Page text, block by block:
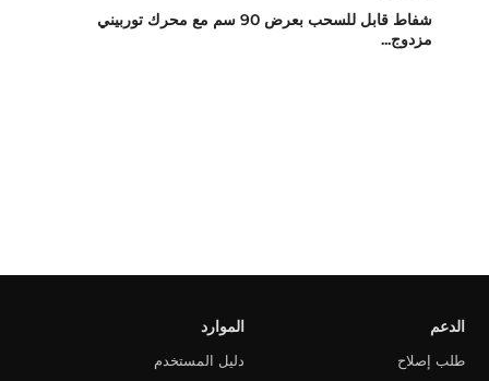
شفاط قابل للسحب بعرض 90 سم مع محرك توربيني
مزدوج...
الدعم
طلب إصلاح
الموارد
دليل المستخدم